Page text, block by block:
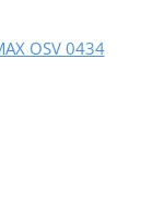
OSV 0434